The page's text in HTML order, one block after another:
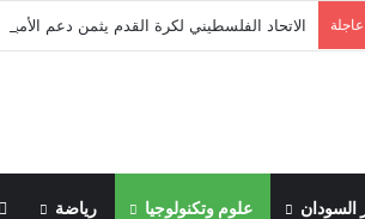
الاتحاد الفلسطيني لكرة القدم يثمن دعم
السودان علوم وتكنولوجيا رياضة